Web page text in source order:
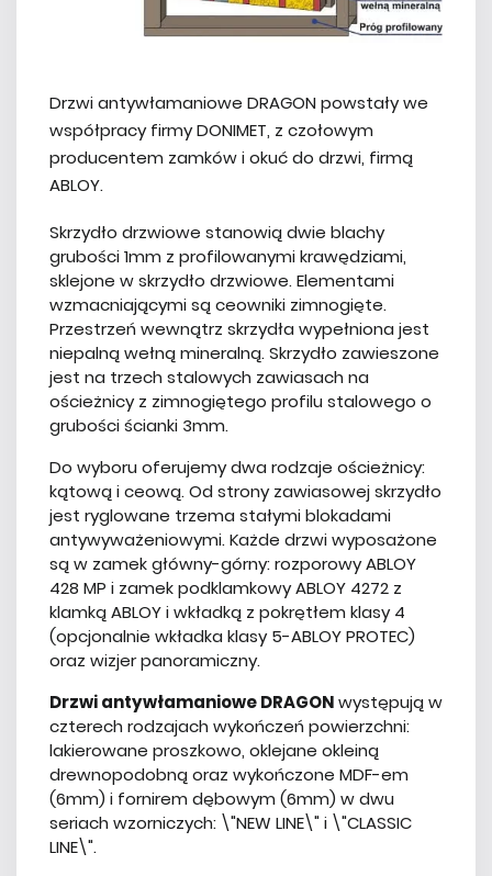
Drzwi antywłamaniowe DRAGON powstały we
współpracy firmy DONIMET, z czołowym
producentem zamków i okuć do drzwi, firmą
ABLOY.
Skrzydło drzwiowe stanowią dwie blachy
grubości 1mm z profilowanymi krawędziami,
sklejone w skrzydło drzwiowe. Elementami
wzmacniającymi są ceowniki zimnogięte.
Przestrzeń wewnątrz skrzydła wypełniona jest
niepalną wełną mineralną. Skrzydło zawieszone
jest na trzech stalowych zawiasach na
ościeżnicy z zimnogiętego profilu stalowego o
grubości ścianki 3mm.
Do wyboru oferujemy dwa rodzaje ościeżnicy:
kątową i ceową. Od strony zawiasowej skrzydło
jest ryglowane trzema stałymi blokadami
antywyważeniowymi. Każde drzwi wyposażone
są w zamek główny-górny: rozporowy ABLOY
428 MP i zamek podklamkowy ABLOY 4272 z
klamką ABLOY i wkładką z pokrętłem klasy 4
(opcjonalnie wkładka klasy 5-ABLOY PROTEC)
oraz wizjer panoramiczny.
Drzwi antywłamaniowe DRAGONwystępują w
czterech rodzajach wykończeń powierzchni:
lakierowane proszkowo, oklejane okleiną
drewnopodobną oraz wykończone MDF-em
(6mm) i fornirem dębowym (6mm) w dwu
seriach wzorniczych: \"NEW LINE\" i \"CLASSIC
LINE\".